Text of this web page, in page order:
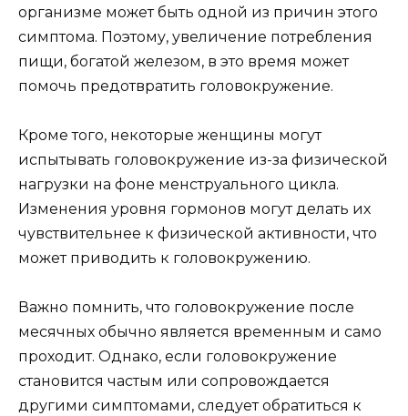
организме может быть одной из причин этого
симптома. Поэтому, увеличение потребления
пищи, богатой железом, в это время может
помочь предотвратить головокружение.
Кроме того, некоторые женщины могут
испытывать головокружение из-за физической
нагрузки на фоне менструального цикла.
Изменения уровня гормонов могут делать их
чувствительнее к физической активности, что
может приводить к головокружению.
Важно помнить, что головокружение после
месячных обычно является временным и само
проходит. Однако, если головокружение
становится частым или сопровождается
другими симптомами, следует обратиться к